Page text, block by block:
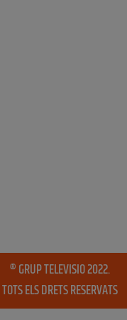
® GRUP TELEVISIO 2022.
TOTS ELS DRETS RESERVATS